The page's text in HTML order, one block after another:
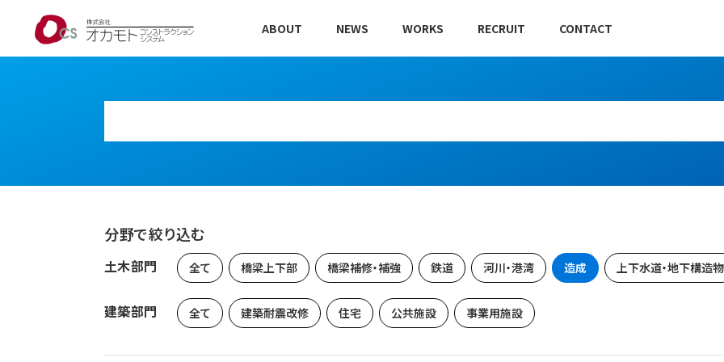
ABOUT NEWS WORKS RECRUIT CONTACT
分野で絞り込む
土木部門 全て 橋梁上下部 橋梁補修・補強 鉄道 河川・港湾 造成 上下水道・地下構造物
建築部門 全て 建築耐震改修 住宅 公共施設 事業用施設